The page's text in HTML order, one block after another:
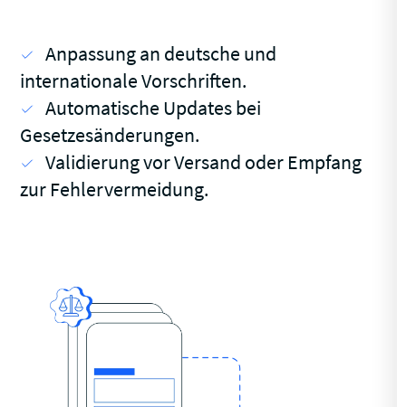
Anpassung an deutsche und
internationale Vorschriften.
Automatische Updates bei
Gesetzesänderungen.
Validierung vor Versand oder Empfang
zur Fehlervermeidung.